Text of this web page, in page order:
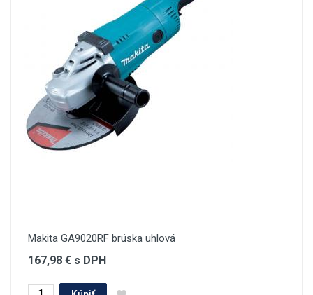
Makita GA9020RF brúska uhlová
167,98 € s DPH